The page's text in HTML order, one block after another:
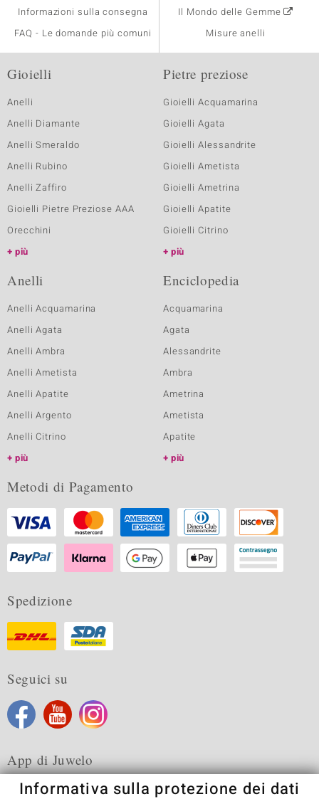
Informazioni sulla consegna
FAQ - Le domande più comuni
Il Mondo delle Gemme
Misure anelli
Gioielli
Anelli
Anelli Diamante
Anelli Smeraldo
Anelli Rubino
Anelli Zaffiro
Gioielli Pietre Preziose AAA
Orecchini
più
Pietre preziose
Gioielli Acquamarina
Gioielli Agata
Gioielli Alessandrite
Gioielli Ametista
Gioielli Ametrina
Gioielli Apatite
Gioielli Citrino
più
Anelli
Anelli Acquamarina
Anelli Agata
Anelli Ambra
Anelli Ametista
Anelli Apatite
Anelli Argento
Anelli Citrino
più
Enciclopedia
Acquamarina
Agata
Alessandrite
Ambra
Ametrina
Ametista
Apatite
più
Metodi di Pagamento
Spedizione
Seguici su
App di Juwelo
Informativa sulla protezione dei dati